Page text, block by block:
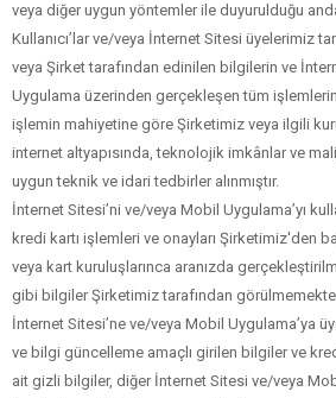
veya diğer uygun yöntemler ile duyurulduğu
Kullanıcı’lar ve/veya İnternet Sitesi üyelerimiz
veya Şirket tarafından edinilen bilgilerin ve
Uygulama üzerinden gerçekleşen tüm
işlemin mahiyetine göre Şirketimiz veya ilgili
internet altyapısında, teknolojik imkânlar ve
uygun teknik ve idari tedbirler alınmıştır.
İnternet Sitesi’ni ve/veya Mobil Uygulama’yı
kredi kartı işlemleri ve onayları Şirketimiz'den
veya kart kuruluşlarınca aranızda
gibi bilgiler Şirketimiz tarafından
İnternet Sitesi’ne ve/veya Mobil Uygulama’ya
ve bilgi güncelleme amaçlı girilen bilgiler ve
ait gizli bilgiler, diğer İnternet Sitesi ve/veya